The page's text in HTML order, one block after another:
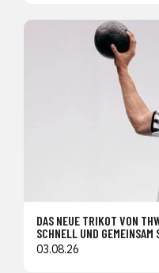
DAS NEUE TRIKOT VON
SCHNELL UND GEMEINSAM
03.08.26